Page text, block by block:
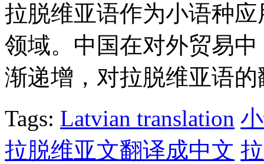
拉脱维亚语作为小语种
领域。中国在对外贸易
渐递增，对拉脱维亚语
Tags: Latvian translation
拉脱维亚文翻译成中文